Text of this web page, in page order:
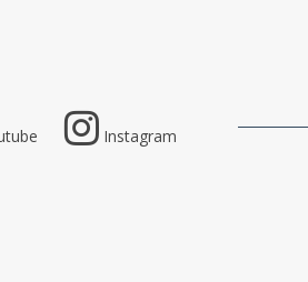
Instagram